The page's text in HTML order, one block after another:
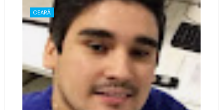
CEARÁ